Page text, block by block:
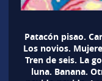
Patacón pisao.
Los novios.
Tren de seis. La
luna. Banana.